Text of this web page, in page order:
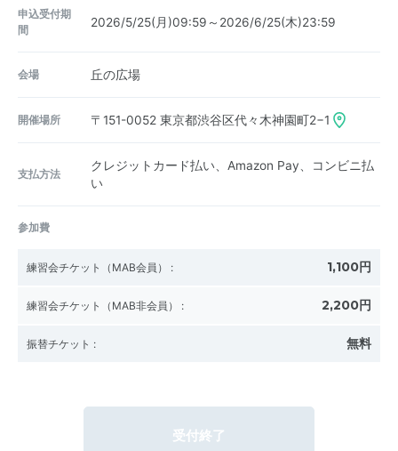
申込受付期
間
2026/5/25(月)09:59～2026/6/25(木)23:59
会場 丘の広場
開催場所 〒151-0052 東京都渋谷区代々木神園町2−1
支払方法
クレジットカード払い、Amazon Pay、コンビニ払
い
参加費
練習会チケット（MAB会員） : 1,100円
練習会チケット（MAB非会員） : 2,200円
振替チケット : 無料
受付終了